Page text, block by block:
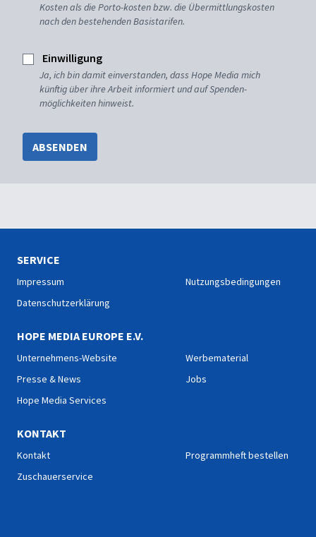
Kosten als die Porto-kosten bzw. die Übermittlungskosten
nach den bestehenden Basistarifen.
Einwilligung
Ja, ich bin damit einverstanden, dass Hope Media mich
künftig über ihre Arbeit informiert und auf Spenden-
möglichkeiten hinweist.
ABSENDEN
SERVICE
Impressum
Datenschutzerklärung
Nutzungsbedingungen
HOPE MEDIA EUROPE E.V.
Unternehmens-Website
Presse & News
Hope Media Services
Werbematerial
Jobs
KONTAKT
Kontakt
Zuschauerservice
Programmheft bestellen